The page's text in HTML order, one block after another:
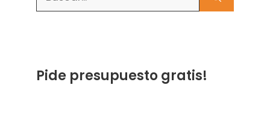
Pide presupuesto gratis!